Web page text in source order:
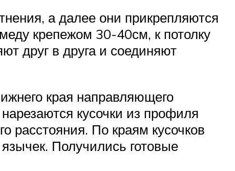
а далее они прикрепляются
крепежом 30-40см, к потолку
друг в друга и соединяют
края направляющего
кусочки из профиля
расстояния. По краям кусочков
Получились готовые